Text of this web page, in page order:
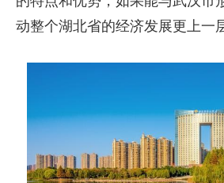
动整个湖北省的经济发展更上一